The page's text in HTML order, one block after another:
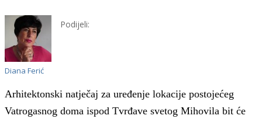
Diana Ferić
Podijeli:
Arhitektonski natječaj za uređenje lokacije postojećeg
Vatrogasnog doma ispod Tvrđave svetog Mihovila bit će